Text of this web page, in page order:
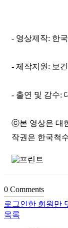
- 영상제작: 한
- 제작지원: 보
- 출연 및 감수:
ⓒ본 영상은 대
작권은 한국척
0 Comments
로그인한 회원만
목록